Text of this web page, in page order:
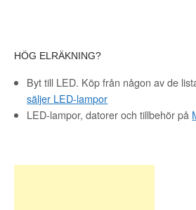
HÖG ELRÄKNING?
Byt till LED. Köp från någon av de
säljer LED-lampor
LED-lampor, datorer och tillbehör på